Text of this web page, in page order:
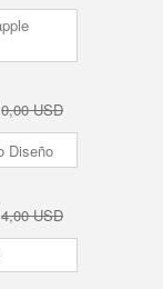
0,00 USD
4,00 USD